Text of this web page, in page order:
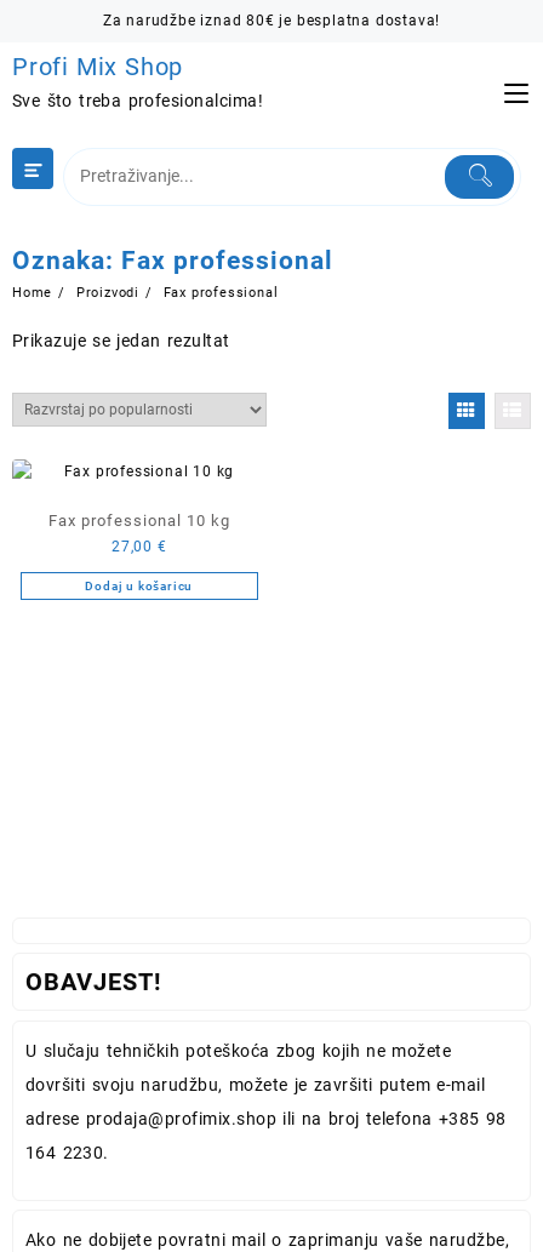
content
Za narudžbe iznad 80€ je besplatna dostava!
Profi Mix Shop
Sve što treba profesionalcima!
Oznaka: Fax professional
Home Proizvodi Fax professional
Prikazuje se jedan rezultat
Fax professional 10 kg
27,00 €
Dodaj u košaricu
OBAVJEST!
U slučaju tehničkih poteškoća zbog kojih ne možete
dovršiti svoju narudžbu, možete je završiti putem e-mail
adrese prodaja@profimix.shop ili na broj telefona +385 98
164 2230.
Ako ne dobijete povratni mail o zaprimanju vaše narudžbe,